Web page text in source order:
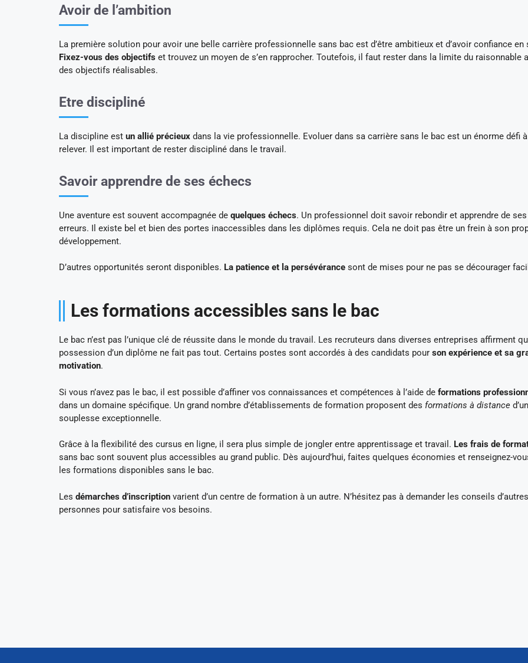
Avoir de l’ambition
La première solution pour avoir une belle carrière professionnelle sans bac est d’être ambitieux et d’avoir confiance en
Fixez-vous des objectifs et trouvez un moyen de s’en rapprocher. Toutefois, il faut rester dans la limite du raisonnable
des objectifs réalisables.
Etre discipliné
La discipline est un allié précieux dans la vie professionnelle. Evoluer dans sa carrière sans le bac est un énorme défi à
relever. Il est important de rester discipliné dans le travail.
Savoir apprendre de ses échecs
Une aventure est souvent accompagnée de quelques échecs. Un professionnel doit savoir rebondir et apprendre de ses
erreurs. Il existe bel et bien des portes inaccessibles dans les diplômes requis. Cela ne doit pas être un frein à son
développement.
D’autres opportunités seront disponibles. La patience et la persévérance sont de mises pour ne pas se décourager
Les formations accessibles sans le bac
Le bac n’est pas l’unique clé de réussite dans le monde du travail. Les recruteurs dans diverses entreprises affirment
possession d’un diplôme ne fait pas tout. Certains postes sont accordés à des candidats pour son expérience et sa
motivation.
Si vous n’avez pas le bac, il est possible d’affiner vos connaissances et compétences à l’aide de formations
dans un domaine spécifique. Un grand nombre d’établissements de formation proposent des formations à distance
souplesse exceptionnelle.
Grâce à la flexibilité des cursus en ligne, il sera plus simple de jongler entre apprentissage et travail. Les frais de
sans bac sont souvent plus accessibles au grand public. Dès aujourd’hui, faites quelques économies et renseignez-
les formations disponibles sans le bac.
Les démarches d’inscription varient d’un centre de formation à un autre. N’hésitez pas à demander les conseils d’autres
personnes pour satisfaire vos besoins.